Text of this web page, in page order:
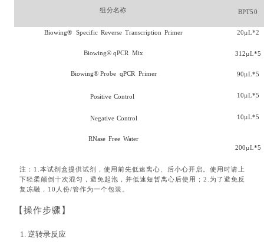
组 分名称 BPT50
Biowing® Specific Reverse Transcription Primer 20µL*2
Biowing® qPCR Mix 312µL*5
Biowing® Probe qPCR Primer 90µL*5
Positive Control 10µL*5
Negative Control 10µL*5
RNase Free Water
200µL*5
注： 1.本试剂盒提供试剂，使用前先低速离心、后小心开启。使用时请上
下轻柔颠倒十次混匀，避免起泡，并低速短暂离心后使用； 2.为了避免反
复冻融，10人份/管作为一个包装 。
【操作步骤】
1. 逆转录反应